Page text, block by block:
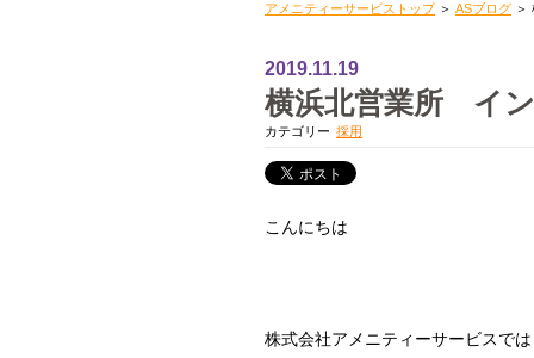
アメニティーサービストップ＞ ASブログ ＞
2019.11.19
横浜北営業所 イ
カテゴリー 採用
こんにちは
株式会社アメニティーサービスでは